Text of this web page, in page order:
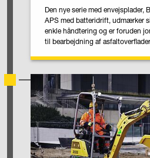
Den nye serie med envejsplader,
APS med batteridrift, udmærker
enkle håndtering og er foruden
til bearbejdning af